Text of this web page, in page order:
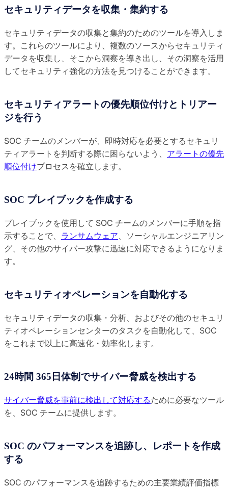
セキュリティデータを収集・集約する
セキュリティデータの収集と集約のためのツールを導入しま
す。これらのツールにより、複数のソースからセキュリティ
データを収集し、そこから洞察を導き出し、その洞察を活用
してセキュリティ強化の方法を見つけることができます。
セキュリティアラートの優先順位付けとトリアー
ジを行う
SOC チームのメンバーが、即時対応を必要とするセキュリ
ティアラートを判断する際に困らないよう、 アラートの優先
順位付けプロセスを確立します。
SOC プレイブックを作成する
プレイブックを使用して SOC チームのメンバーに手順を指
示することで、 ランサムウェア 、ソーシャルエンジニアリン
グ、その他のサイバー攻撃に迅速に対応できるようになりま
す。
セキュリティオペレーションを自動化する
セキュリティデータの収集・分析、およびその他のセキュリ
ティオペレーションセンターのタスクを自動化して、SOC
をこれまで以上に高速化・効率化します。
24時間 365日体制でサイバー脅威を検出する
サイバー脅威を事前に検出して対応するために必要なツール
を、SOC チームに提供します。
SOC のパフォーマンスを追跡し、レポートを作成
する
SOC のパフォーマンスを追跡するための主要業績評価指標